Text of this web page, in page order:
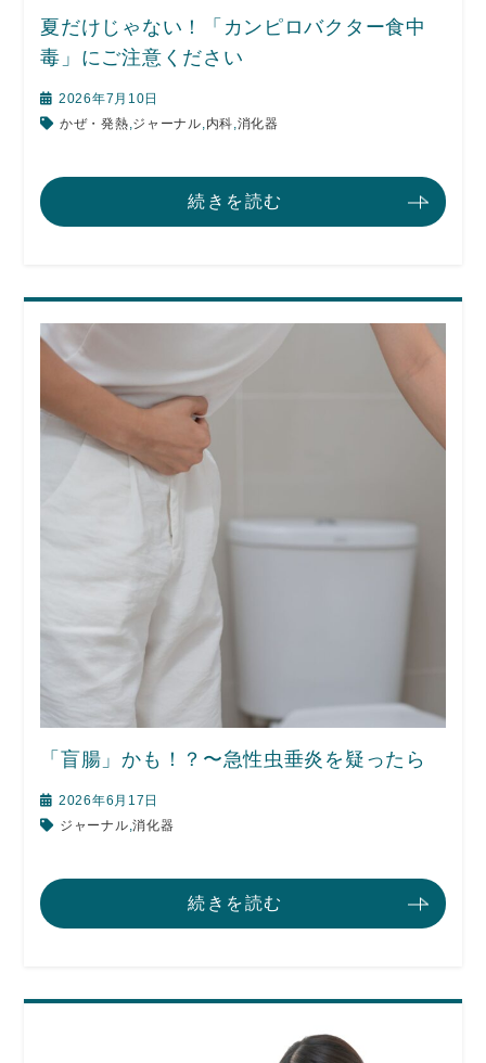
夏だけじゃない！「カンピロバクター食中
毒」にご注意ください
2026年7月10日
かぜ・発熱 ジャーナル 内科 消化器
続きを読む
「盲腸」かも！？〜急性虫垂炎を疑ったら
2026年6月17日
ジャーナル,消化器
続きを読む